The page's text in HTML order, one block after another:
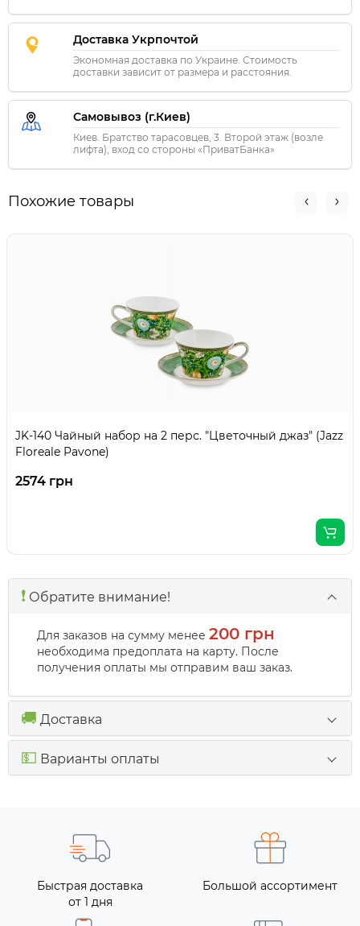
Доставка Укрпочтой
Экономная доставка по Украине. Стоимость
доставки зависит от размера и расстояния.
Самовывоз (г.Киев)
Киев. Братство тарасовцев, 3. Второй этаж (возле
лифта), вход со стороны «ПриватБанка»
Похожие товары
JK-140 Чайный набор на 2 перс. "Цветочный джаз" (Jazz
Floreale Pavone)
2574 грн
❗️ Обратите внимание!
Для заказов на сумму менее 200 грн
необходима предоплата на карту. После
получения оплаты мы отправим ваш заказ.
🚚 Доставка
💵 Варианты оплаты
Быстрая доставка
от 1 дня
Большой ассортимент